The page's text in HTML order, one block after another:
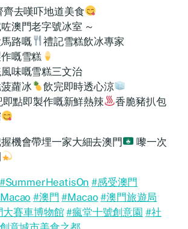
齊去嘆吓地道美食
澳門老字號冰室 ～
路嘅
禮記雪糕飲冰專家
嘅雪糕
味嘅雪糕三文治
蘿冰
飲完即時透心涼
即點即製作嘅新鮮熱辣
香脆豬扒包
機會帶埋一家大細去澳門
嚟一次
#SummerHeatisOn #感受澳門
#澳門 #Macao #澳門旅遊局
大賽車博物館#瘋堂十號創意園 #社